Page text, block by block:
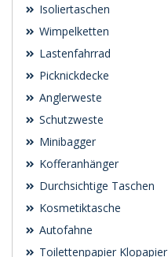
Isoliertaschen
Wimpelketten
Lastenfahrrad
Picknickdecke
Anglerweste
Schutzweste
Minibagger
Kofferanhänger
Durchsichtige Taschen
Kosmetiktasche
Autofahne
Toilettenpapier Klopapier